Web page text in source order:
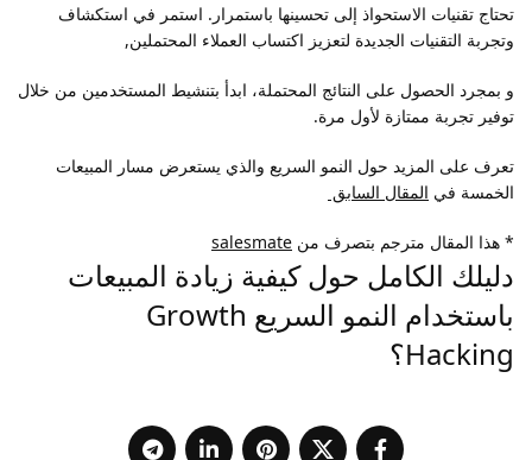
تحتاج تقنيات الاستحواذ إلى تحسينها باستمرار. استمر في استكشاف
وتجربة التقنيات الجديدة لتعزيز اكتساب العملاء المحتملين,
و بمجرد الحصول على النتائج المحتملة، ابدأ بتنشيط المستخدمين من خلال
توفير تجربة ممتازة لأول مرة.
تعرف على المزيد حول النمو السريع والذي يستعرض مسار المبيعات
الخمسة في المقال السابق
* هذا المقال مترجم بتصرف من salesmate
دليلك الكامل حول كيفية زيادة المبيعات
باستخدام النمو السريع Growth
Hacking؟